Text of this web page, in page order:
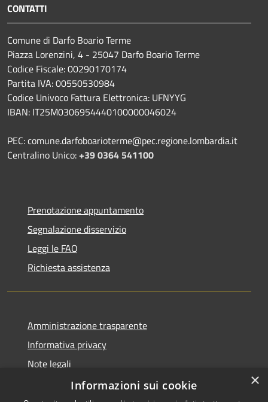
CONTATTI
Comune di Darfo Boario Terme
Piazza Lorenzini, 4 - 25047 Darfo Boario Terme
Codice Fiscale: 00290170174
Partita IVA: 00550530984
Codice Univoco Fattura Elettronica: UFNYYG
IBAN: IT25M0306954440100000046024
PEC: comune.darfoboarioterme@pec.regione.lombardia.it
Centralino Unico:+39 0364 541100
Prenotazione appuntamento
Segnalazione disservizio
Leggi le FAQ
Richiesta assistenza
Amministrazione trasparente
Informativa privacy
Note legali
Dichiarazione di accessibilità
×
Informazioni sui cookie